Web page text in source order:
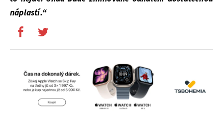
náplastí.“